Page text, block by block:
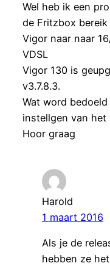
Wel heb ik een
de Fritzbox
Vigor naar naar
VDSL
Vigor 130 is
v3.7.8.3.
Wat word
instellgen van het
Hoor graag
Harold
1 maart 2016
Als je de
hebben ze